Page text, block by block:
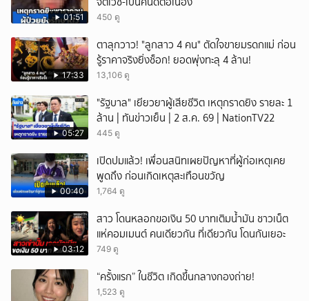
01:51 450 ดู
17:33
ตาลุกวาว! "ลูกสาว 4 คน" ตัดใจขายมรดกแม่ ก่อน
รู้ราคาจริงยิ่งช็อก! ยอดพุ่งทะลุ 4 ล้าน!
13,106 ดู
05:27
"รัฐบาล" เยียวยาผู้เสียชีวิต เหตุกราดยิง รายละ 1
ล้าน | ทันข่าวเย็น | 2 ส.ค. 69 | NationTV22
445 ดู
00:40
เปิดปมแล้ว! เพื่อนสนิทเผยปัญหาที่ผู้ก่อเหตุเคย
พูดถึง ก่อนเกิดเหตุสะเทือนขวัญ
1,764 ดู
03:12
สาว โดนหลอกขอเงิน 50 บาทเติมน้ำมัน ชาวเน็ต
แห่คอมเมนต์ คนเดียวกัน ที่เดียวกัน โดนกันเยอะ
749 ดู
“ครั้งแรก” ในชีวิต เกิดขึ้นกลางกองถ่าย!
1,523 ดู